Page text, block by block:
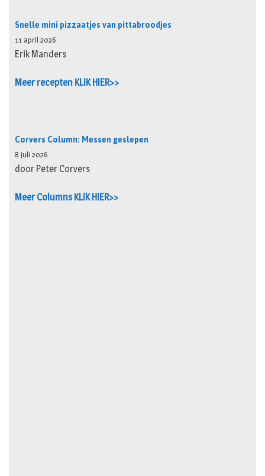
Snelle mini pizzaatjes van pittabroodjes
11 april 2026
Erik Manders
Meer recepten KLIK HIER>>
Corvers Column: Messen geslepen
8 juli 2026
door Peter Corvers
Meer Columns KLIK HIER>>